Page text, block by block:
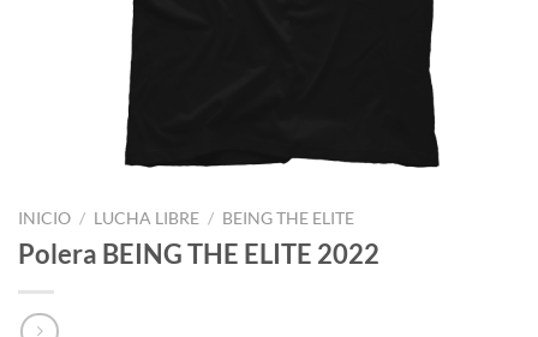
INICIO / LUCHA LIBRE / BEING THE ELITE
Polera BEING THE ELITE 2022